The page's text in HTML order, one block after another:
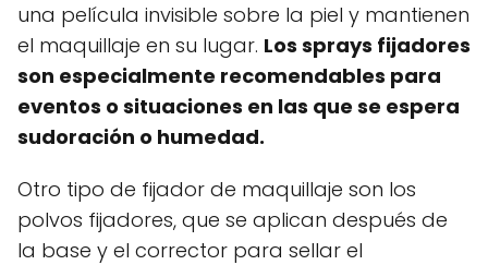
una película invisible sobre la piel y mantienen
el maquillaje en su lugar. Los sprays fijadores
son especialmente recomendables para
eventos o situaciones en las que se espera
sudoración o humedad.
Otro tipo de fijador de maquillaje son los
polvos fijadores, que se aplican después de
la base y el corrector para sellar el